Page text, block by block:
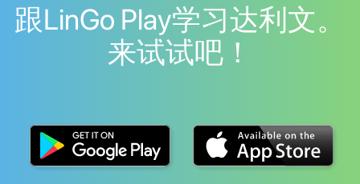
跟LinGo Play学习达利文。
来试试吧！